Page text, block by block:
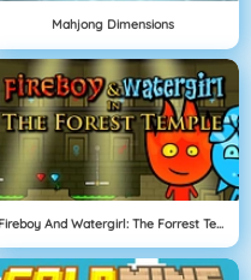
Mahjong Dimensions
Fireboy And Watergirl: The Forrest Temple